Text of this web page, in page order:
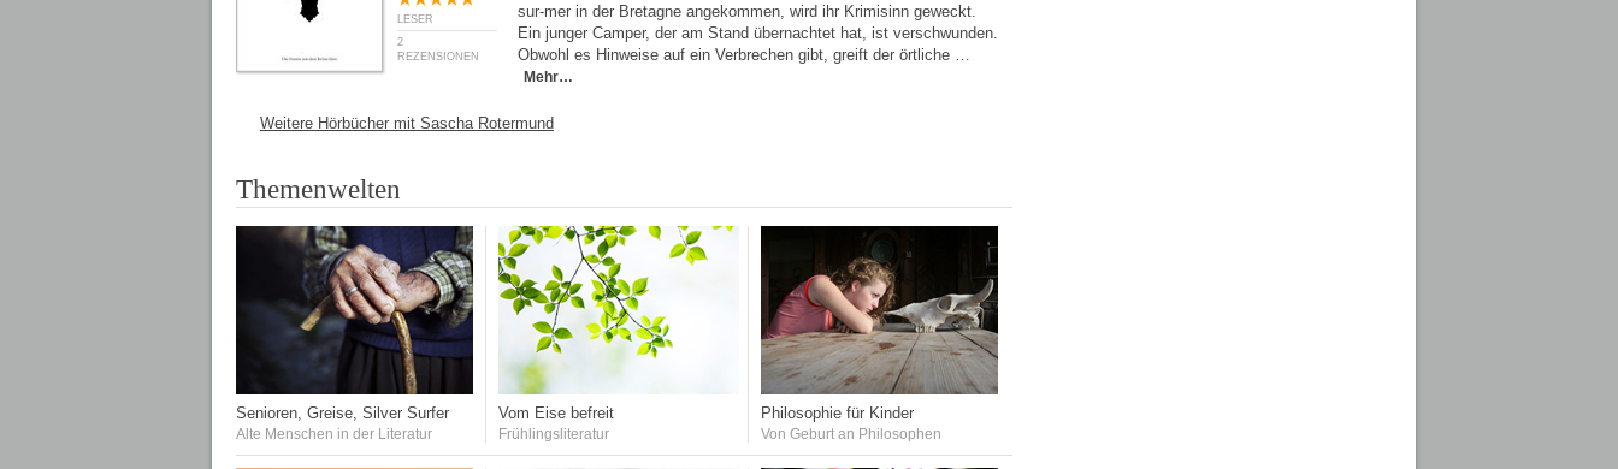
LESER
2
REZENSIONEN
sur-mer in der Bretagne angekommen, wird ihr Krimisinn geweckt.
Ein junger Camper, der am Stand übernachtet hat, ist verschwunden.
Obwohl es Hinweise auf ein Verbrechen gibt, greift der örtliche …
Mehr…
Weitere Hörbücher mit Sascha Rotermund
Themenwelten
Senioren, Greise, Silver Surfer
Alte Menschen in der Literatur
Vom Eise befreit
Frühlingsliteratur
Philosophie für Kinder
Von Geburt an Philosophen